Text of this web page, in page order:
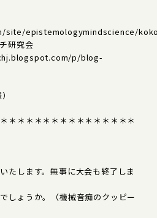
site/epistemologymindscience/
研究会
p/blog-
＊＊＊＊＊＊＊＊＊＊＊＊＊＊＊
たします。無事に大会も終了しま
しょうか。（機械音痴のクッピー